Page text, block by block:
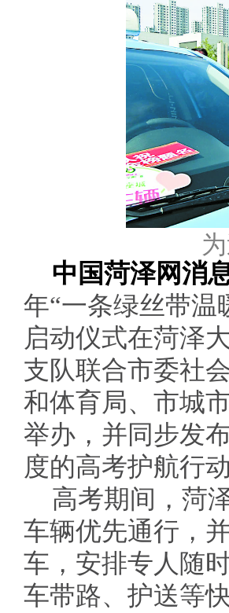
中国菏泽网消
年“一条绿丝带
启动仪式在菏泽
支队联合市委社
和体育局、市城
举办，并同步发
度的高考护航行
高考期间，菏
车辆优先通行，
车，安排专人随
车带路、护送等